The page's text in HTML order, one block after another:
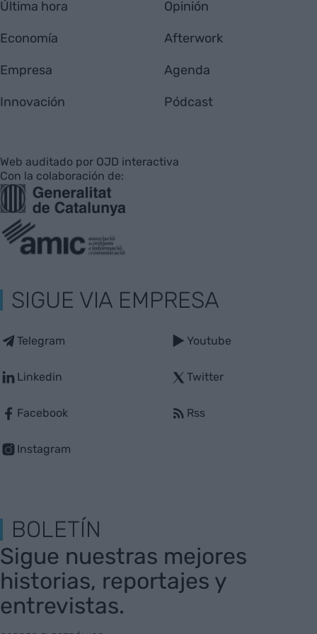
Última hora
Economía
Empresa
Innovación
Opinión
Afterwork
Agenda
Pódcast
Web auditado por OJD interactiva
Con la colaboración de:
SIGUE VIA EMPRESA
Telegram
Linkedin
Facebook
Instagram
Youtube
Twitter
Rss
BOLETÍN
Sigue nuestras mejores
historias, reportajes y
entrevistas.